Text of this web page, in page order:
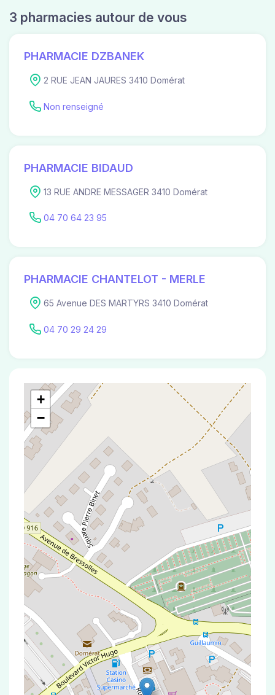
3 pharmacies autour de vous
PHARMACIE DZBANEK
2 RUE JEAN JAURES 3410 Domérat
Non renseigné
PHARMACIE BIDAUD
13 RUE ANDRE MESSAGER 3410 Domérat
04 70 64 23 95
PHARMACIE CHANTELOT - MERLE
65 Avenue DES MARTYRS 3410 Domérat
04 70 29 24 29
+
−